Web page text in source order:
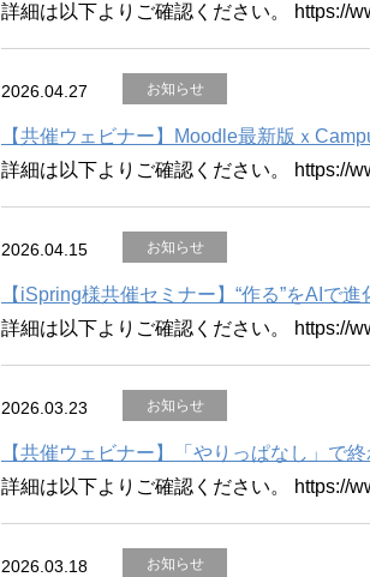
詳細は以下よりご確認ください。 https://
2026.04.27 お知らせ
【共催ウェビナー】Moodle最新版ｘ
詳細は以下よりご確認ください。 https://
2026.04.15 お知らせ
【iSpring様共催セミナー】“作る”をAIで
詳細は以下よりご確認ください。 https://
2026.03.23 お知らせ
【共催ウェビナー】「やりっぱなし」で
詳細は以下よりご確認ください。 https://
2026.03.18 お知らせ